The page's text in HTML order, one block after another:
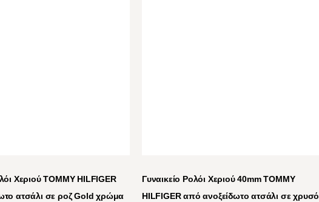
Χεριού TOMMY HILFIGER
ατσάλι σε ροζ Gold χρώμα
Γυναικείο Ρολόι Χεριού 40mm TOMMY
HILFIGER από ανοξείδωτο ατσάλι σε χρυσό